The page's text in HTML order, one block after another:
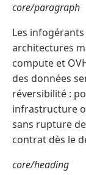
core/paragraph
Les
architectures
compute et
des données
réversibilité :
infrastructure
sans rupture
contrat dès le
core/heading